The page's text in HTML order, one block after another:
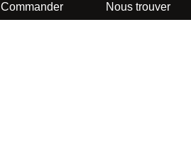
Commander Nous trouver